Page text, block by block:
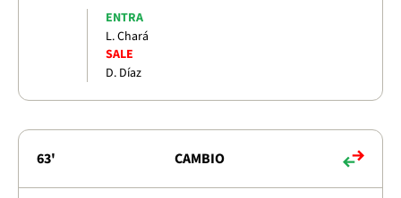
ENTRA
L. Chará
SALE
D. Díaz
63' CAMBIO